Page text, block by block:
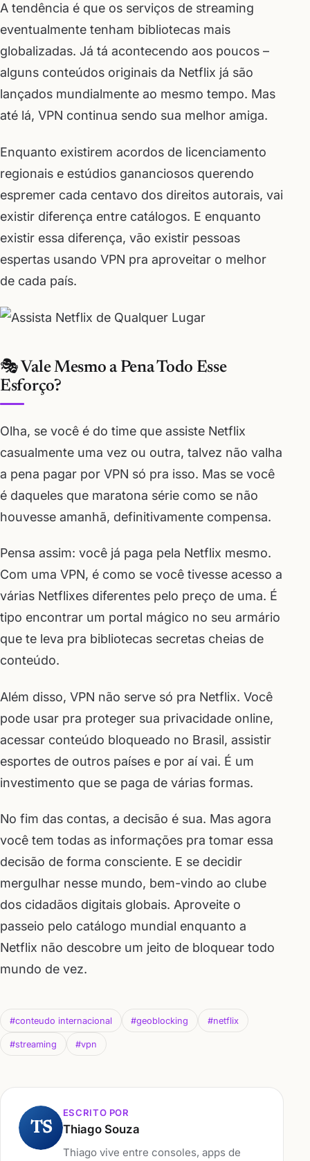
A tendência é que os serviços de streaming
eventualmente tenham bibliotecas mais
globalizadas. Já tá acontecendo aos poucos –
alguns conteúdos originais da Netflix já são
lançados mundialmente ao mesmo tempo. Mas
até lá, VPN continua sendo sua melhor amiga.
Enquanto existirem acordos de licenciamento
regionais e estúdios gananciosos querendo
espremer cada centavo dos direitos autorais, vai
existir diferença entre catálogos. E enquanto
existir essa diferença, vão existir pessoas
espertas usando VPN pra aproveitar o melhor
de cada país.
🎭 Vale Mesmo a Pena Todo Esse
Esforço?
Olha, se você é do time que assiste Netflix
casualmente uma vez ou outra, talvez não valha
a pena pagar por VPN só pra isso. Mas se você
é daqueles que maratona série como se não
houvesse amanhã, definitivamente compensa.
Pensa assim: você já paga pela Netflix mesmo.
Com uma VPN, é como se você tivesse acesso a
várias Netflixes diferentes pelo preço de uma. É
tipo encontrar um portal mágico no seu armário
que te leva pra bibliotecas secretas cheias de
conteúdo.
Além disso, VPN não serve só pra Netflix. Você
pode usar pra proteger sua privacidade online,
acessar conteúdo bloqueado no Brasil, assistir
esportes de outros países e por aí vai. É um
investimento que se paga de várias formas.
No fim das contas, a decisão é sua. Mas agora
você tem todas as informações pra tomar essa
decisão de forma consciente. E se decidir
mergulhar nesse mundo, bem-vindo ao clube
dos cidadãos digitais globais. Aproveite o
passeio pelo catálogo mundial enquanto a
Netflix não descobre um jeito de bloquear todo
mundo de vez.
#conteudo internacional #geoblocking #netflix
#streaming #vpn
TS
ESCRITO POR
Thiago Souza
Thiago vive entre consoles, apps de